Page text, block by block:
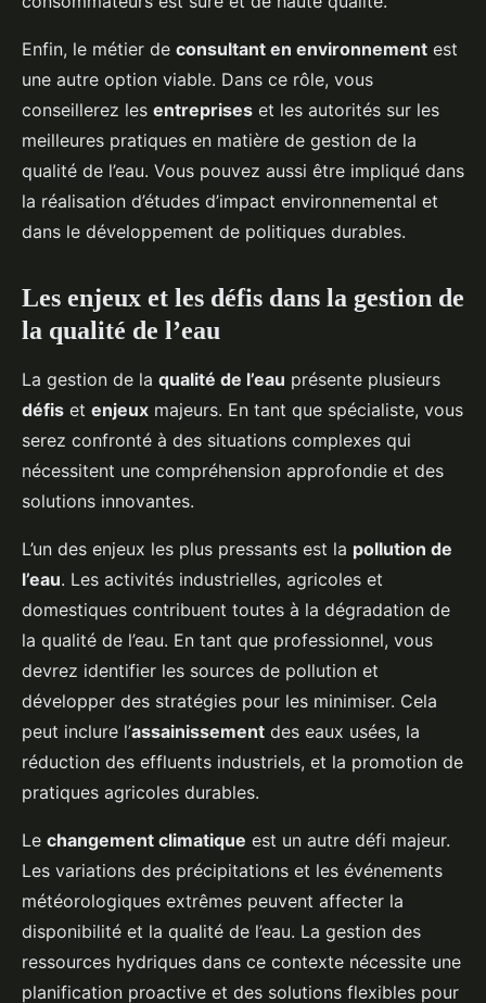
Enfin, le métier de consultant en environnement est
une autre option viable. Dans ce rôle, vous
conseillerez les entreprises et les autorités sur les
meilleures pratiques en matière de gestion de la
qualité de l’eau. Vous pouvez aussi être impliqué dans
la réalisation d’études d’impact environnemental et
dans le développement de politiques durables.
Les enjeux et les défis dans la gestion de
la qualité de l’eau
La gestion de la qualité de l’eau présente plusieurs
défis et enjeux majeurs. En tant que spécialiste, vous
serez confronté à des situations complexes qui
nécessitent une compréhension approfondie et des
solutions innovantes.
L’un des enjeux les plus pressants est la pollution de
l’eau. Les activités industrielles, agricoles et
domestiques contribuent toutes à la dégradation de
la qualité de l’eau. En tant que professionnel, vous
devrez identifier les sources de pollution et
développer des stratégies pour les minimiser. Cela
peut inclure l’assainissement des eaux usées, la
réduction des effluents industriels, et la promotion de
pratiques agricoles durables.
Le changement climatique est un autre défi majeur.
Les variations des précipitations et les événements
météorologiques extrêmes peuvent affecter la
disponibilité et la qualité de l’eau. La gestion des
ressources hydriques dans ce contexte nécessite une
planification proactive et des solutions flexibles pour